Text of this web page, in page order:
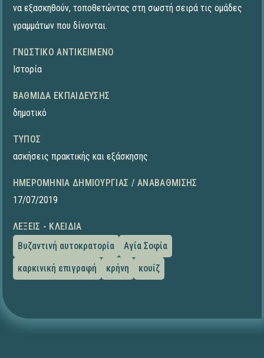
να εξασκηθούν, τοποθετώντας στη σωστή σειρά τις ομάδες
γραμμάτων που δίνονται.
ΓΝΩΣΤΙΚΌ ΑΝΤΙΚΕΊΜΕΝΟ
Ιστορία
ΒΑΘΜΊΔΑ ΕΚΠΑΊΔΕΥΣΗΣ
δημοτικό
ΤΎΠΟΣ
ασκήσεις πρακτικής και εξάσκησης
ΗΜΕΡΟΜΗΝΊΑ ΔΗΜΙΟΥΡΓΊΑΣ / ΑΝΑΒΆΘΜΙΣΗΣ
17/07/2019
ΛΈΞΕΙΣ - ΚΛΕΙΔΙΆ
Βυζαντινή αυτοκρατορία
Αγία Σοφία
καρκινική επιγραφή
κρήνη κουίζ